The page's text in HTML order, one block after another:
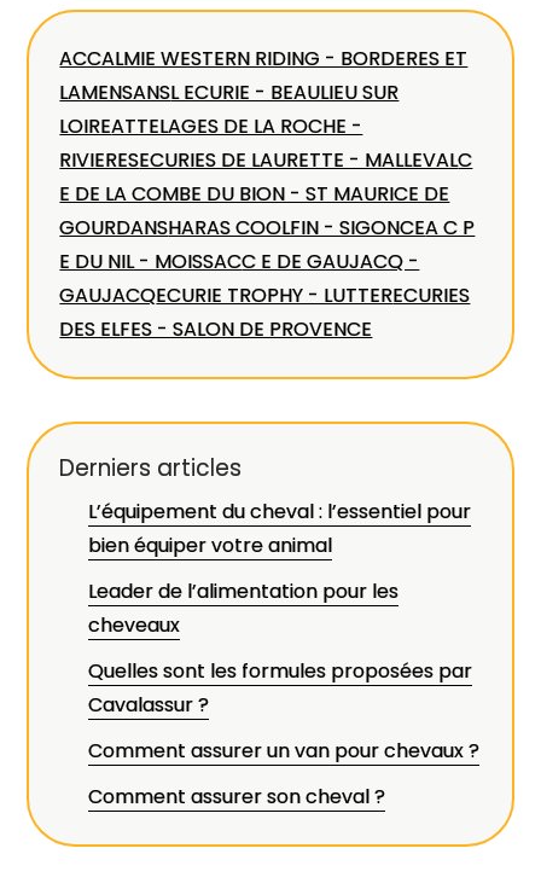
ACCALMIE WESTERN RIDING - BORDERES ET
LAMENSANSL ECURIE - BEAULIEU SUR
LOIREATTELAGES DE LA ROCHE -
RIVIERESECURIES DE LAURETTE - MALLEVALC
E DE LA COMBE DU BION - ST MAURICE DE
GOURDANSHARAS COOLFIN - SIGONCEA C P
E DU NIL - MOISSACC E DE GAUJACQ -
GAUJACQECURIE TROPHY - LUTTERECURIES
DES ELFES - SALON DE PROVENCE
Derniers articles
L’équipement du cheval : l’essentiel pour
bien équiper votre animal
Leader de l’alimentation pour les
cheveaux
Quelles sont les formules proposées par
Cavalassur ?
Comment assurer un van pour chevaux ?
Comment assurer son cheval ?